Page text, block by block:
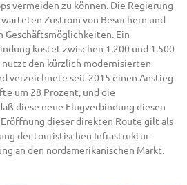
vermeiden zu können. Die Regierung
Zustrom von Besuchern und
Geschäftsmöglichkeiten. Ein
kostet zwischen 1.200 und 1.500
nutzt den kürzlich modernisierten
verzeichnete seit 2015 einen Anstieg
um 28 Prozent, und die
diese neue Flugverbindung diesen
dieser direkten Route gilt als
der touristischen Infrastruktur
an den nordamerikanischen Markt.